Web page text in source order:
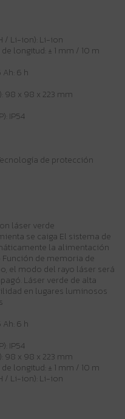
/ Li-ion): Li-ion
longitud: ± 1 mm / 10 m
6 h
98 x 98 x 223 mm
IP54
de protección
láser verde
se caiga El sistema de
la alimentación
de memoria de
el modo del rayo láser será
Láser verde de alta
en lugares luminosos
6 h
IP54
98 x 98 x 223 mm
longitud: ± 1 mm / 10 m
/ Li-ion): Li-ion